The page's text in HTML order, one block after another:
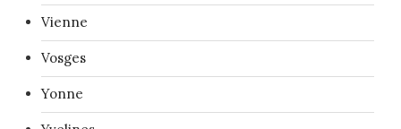
Vienne
Vosges
Yonne